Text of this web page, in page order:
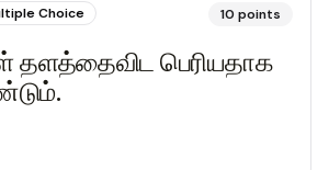
Choice 10 points
தளத்தைவிட பெரியதாக